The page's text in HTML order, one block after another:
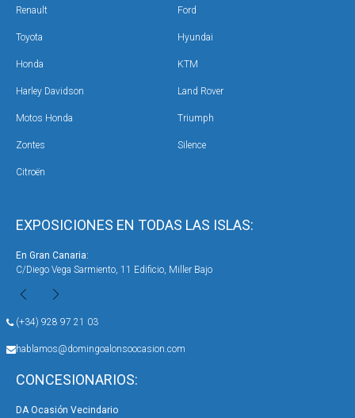
EXPOSICIONES EN TODAS LAS ISLAS:
En Gran Canaria:
C/Diego Vega Sarmiento, 11 Edificio, Miller Bajo
(+34) 928 97 21 03
hablamos@domingoalonsoocasion.com
CONCESIONARIOS:
DA Ocasión Vecindario
Renault Ford
Toyota Hyundai
Honda KTM
Harley Davidson Land Rover
Motos Honda Triumph
Zontes Silence
Citroën